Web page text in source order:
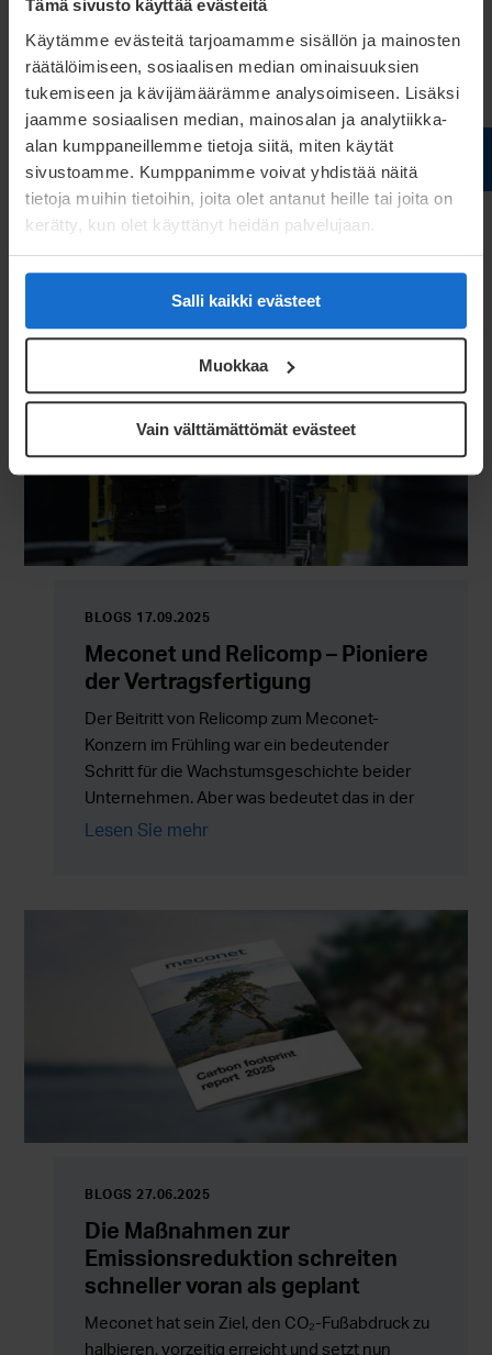
Tämä sivusto käyttää evästeitä
Käytämme evästeitä tarjoamamme sisällön ja mainosten
räätälöimiseen, sosiaalisen median ominaisuuksien
tukemiseen ja kävijämäärämme analysoimiseen. Lisäksi
jaamme sosiaalisen median, mainosalan ja analytiikka-
alan kumppaneillemme tietoja siitä, miten käytät
sivustoamme. Kumppanimme voivat yhdistää näitä
tietoja muihin tietoihin, joita olet antanut heille tai joita on
kerätty, kun olet käyttänyt heidän palvelujaan.
Salli kaikki evästeet
Muokkaa
Vain välttämättömät evästeet
BLOGS 17.02.2026
Fertigungspartner für mobile
Arbeitsmaschinen
Meconet ist ein Fertigungspartner für mobile
Arbeitsmaschinen, der sich auf die
Auftragsfertigung von Blechkomponenten,
Federn und Baugruppen für die
hat.
Lesen Sie mehr
BLOGS 17.09.2025
Meconet und Relicomp – Pioniere
der Vertragsfertigung
Der Beitritt von Relicomp zum Meconet-
Konzern im Frühling war ein bedeutender
Schritt für die Wachstumsgeschichte beider
Unternehmen. Aber was bedeutet das in der
Praxis? Die Antwort ist einfach: Relicomp
Lesen Sie mehr
BLOGS 27.06.2025
Die Maßnahmen zur
Emissionsreduktion schreiten
schneller voran als geplant
Meconet hat sein Ziel, den CO₂-Fußabdruck zu
halbieren, vorzeitig erreicht und setzt nun